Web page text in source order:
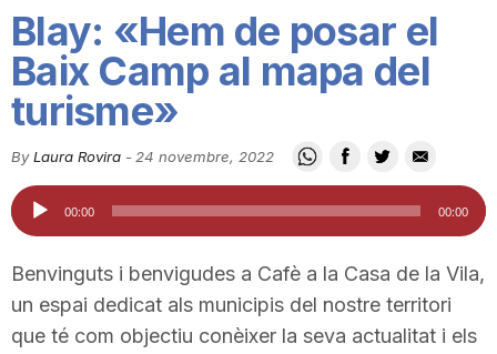
C
u
t
Blay: «Hem de posar el
Baix Camp al mapa del
turisme»
By Laura Rovira - 24 novembre, 2022
Reproductor
d'àudio
00:00 00:00
Benvinguts i benvigudes a Cafè a la Casa de la Vila,
un espai dedicat als municipis del nostre territori
que té com objectiu conèixer la seva actualitat i els